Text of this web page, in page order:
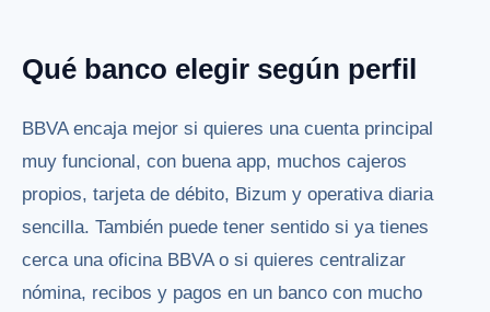
Qué banco elegir según perfil
BBVA encaja mejor si quieres una cuenta principal
muy funcional, con buena app, muchos cajeros
propios, tarjeta de débito, Bizum y operativa diaria
sencilla. También puede tener sentido si ya tienes
cerca una oficina BBVA o si quieres centralizar
nómina, recibos y pagos en un banco con mucho